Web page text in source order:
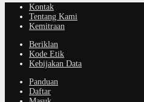
Kontak
Tentang Kami
Kemitraan
Beriklan
Kode Etik
Kebijakan Data
Panduan
Daftar